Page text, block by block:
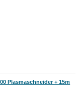
Plasmaschneider + 15m